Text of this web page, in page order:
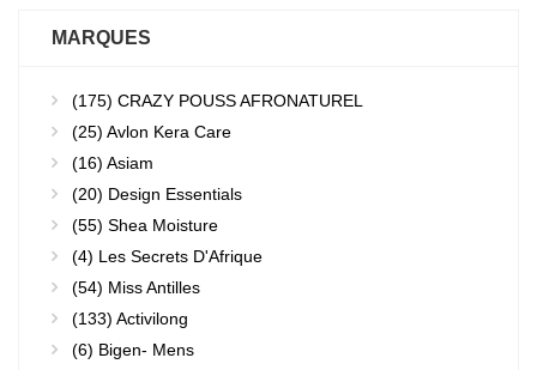
MARQUES
(175) CRAZY POUSS AFRONATUREL
(25) Avlon Kera Care
(16) Asiam
(20) Design Essentials
(55) Shea Moisture
(4) Les Secrets D'Afrique
(54) Miss Antilles
(133) Activilong
(6) Bigen- Mens